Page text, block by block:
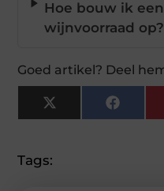
Hoe bouw ik
wijnvoorraad op?
Goed artikel? Deel
X
(Twitter)
Tags: